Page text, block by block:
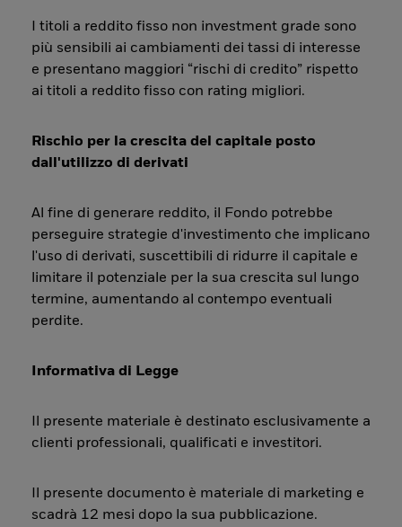
I titoli a reddito fisso non investment grade sono
più sensibili ai cambiamenti dei tassi di interesse
e presentano maggiori “rischi di credito” rispetto
ai titoli a reddito fisso con rating migliori.
Rischio per la crescita del capitale posto
dall'utilizzo di derivati
Al fine di generare reddito, il Fondo potrebbe
perseguire strategie d'investimento che implicano
l'uso di derivati, suscettibili di ridurre il capitale e
limitare il potenziale per la sua crescita sul lungo
termine, aumentando al contempo eventuali
perdite.
Informativa di Legge
Il presente materiale è destinato esclusivamente a
clienti professionali, qualificati e investitori.
Il presente documento è materiale di marketing e
scadrà 12 mesi dopo la sua pubblicazione.